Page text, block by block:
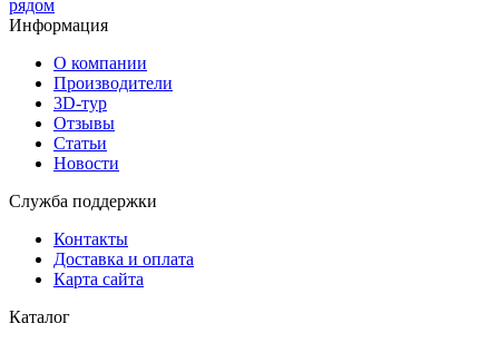
рядом
Информация
О компании
Производители
3D-тур
Отзывы
Статьи
Новости
Служба поддержки
Контакты
Доставка и оплата
Карта сайта
Каталог